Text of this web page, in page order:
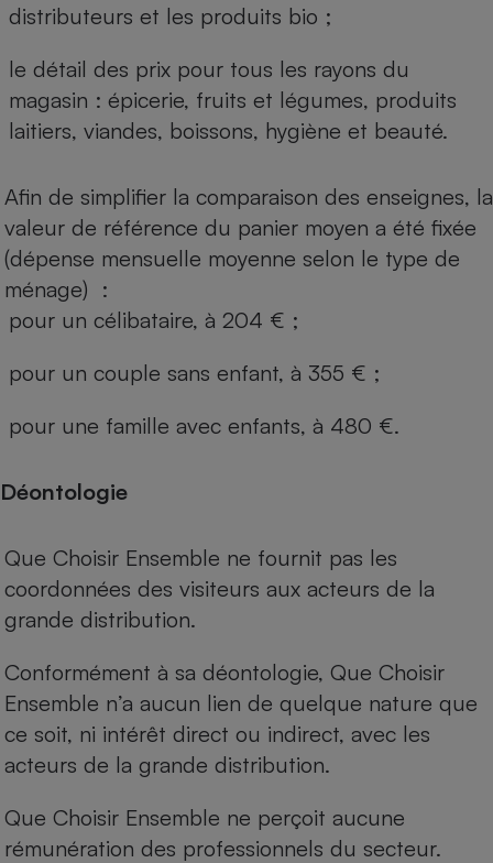
distributeurs et les produits bio ;
le détail des prix pour tous les rayons du
magasin : épicerie, fruits et légumes, produits
laitiers, viandes, boissons, hygiène et beauté.
Afin de simplifier la comparaison des enseignes, la
valeur de référence du panier moyen a été fixée
(dépense mensuelle moyenne selon le type de
ménage) :
pour un célibataire, à 204 € ;
pour un couple sans enfant, à 355 € ;
pour une famille avec enfants, à 480 €.
Déontologie
Que Choisir Ensemble ne fournit pas les
coordonnées des visiteurs aux acteurs de la
grande distribution.
Conformément à sa déontologie, Que Choisir
Ensemble n’a aucun lien de quelque nature que
ce soit, ni intérêt direct ou indirect, avec les
acteurs de la grande distribution.
Que Choisir Ensemble ne perçoit aucune
rémunération des professionnels du secteur.